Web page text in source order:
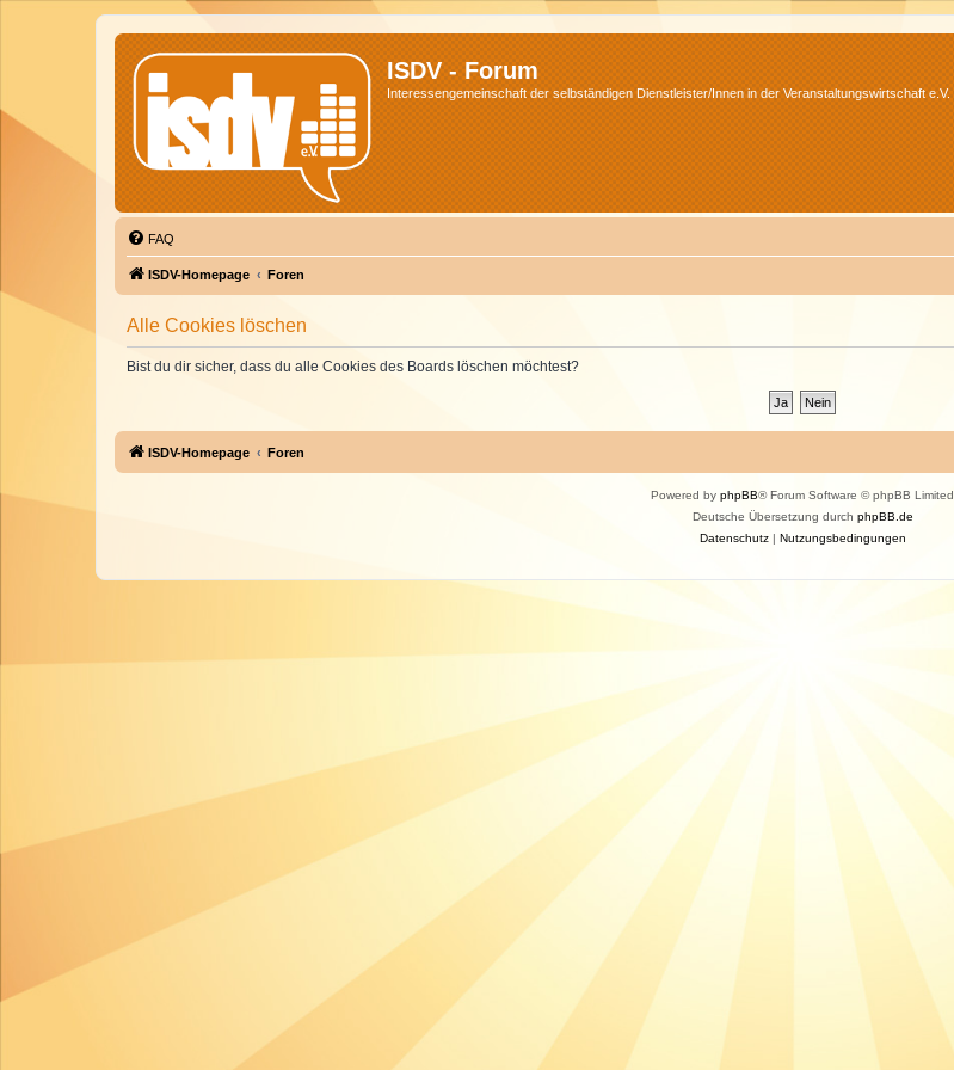
ISDV - Forum
Interessengemeinschaft der selbständigen Dienstleister/Innen in der Veranstaltungswirtschaft e.V.
FAQ
ISDV-Homepage Foren
Alle Cookies löschen
Bist du dir sicher, dass du alle Cookies des Boards löschen möchtest?
ISDV-Homepage Foren
Powered by phpBB® Forum Software © phpBB Limited
Deutsche Übersetzung durch phpBB.de
Datenschutz| Nutzungsbedingungen